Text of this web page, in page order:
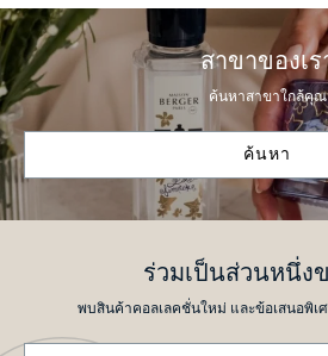
สาขาของเร
ค้นหาสาขาใกล้คุณ
ค้นหา
ร่วมเป็นส่วนหนึ่งข
พบสินค้าคอลเลคชั่นใหม่ และข้อเสนอพิเ